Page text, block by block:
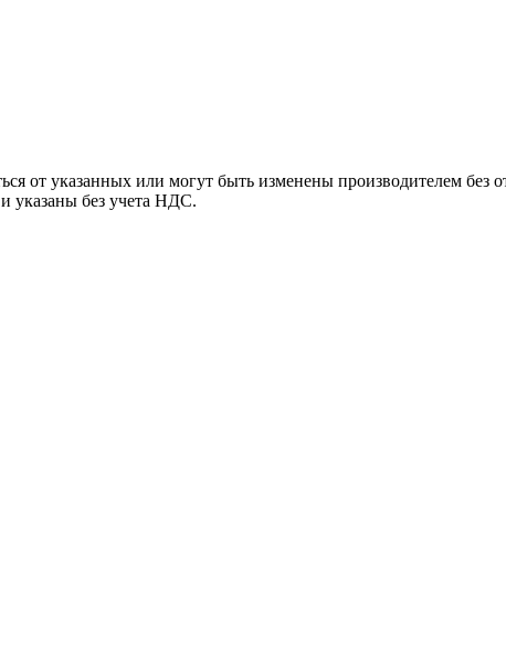
от указанных или могут быть изменены производителем без
указаны без учета НДС.